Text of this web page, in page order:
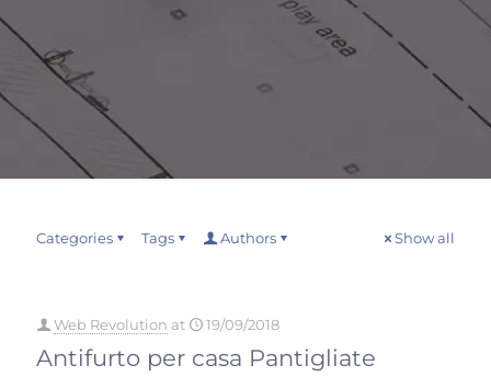
Categories Tags Authors Show all
Web Revolution at 19/09/2018
Antifurto per casa Pantigliate